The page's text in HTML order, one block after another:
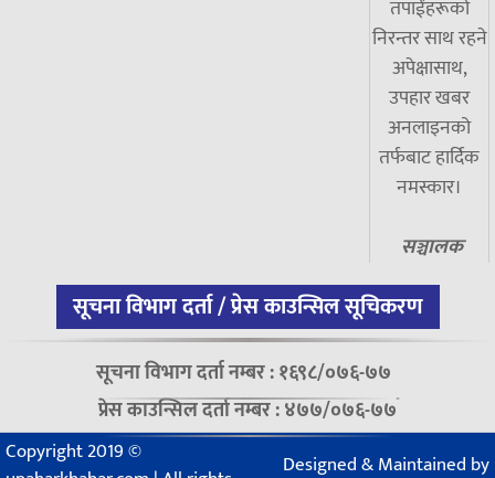
तपाईंहरूको
निरन्तर साथ रहने
अपेक्षासाथ,
उपहार खबर
अनलाइनको
तर्फबाट हार्दिक
नमस्कार।
सञ्चालक
सूचना विभाग दर्ता / प्रेस काउन्सिल सूचिकरण
सूचना विभाग दर्ता नम्बर : १६९८/०७६-७७
प्रेस काउन्सिल दर्ता नम्बर : ४७७/०७६-७७
Copyright 2019 ©
Designed & Maintained by